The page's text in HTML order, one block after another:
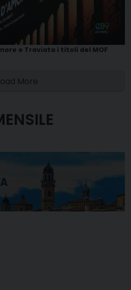
e Traviata i titoli del MOF
More